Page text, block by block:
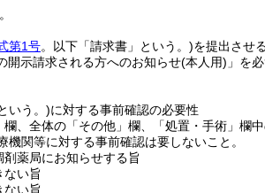
第1号。以下「請求書」という。)を提出させ
開示請求される方へのお知らせ(本人用) 」を
いう。)に対する事前確認の必要性
、全体の「その他」欄、「処置・手術」欄
関等に対する事前確認は要しないこと。
薬局にお知らせする旨
い旨
ない旨